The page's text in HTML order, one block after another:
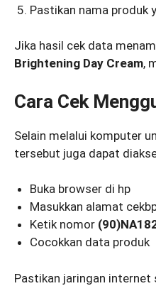
Pastikan nama produk
Jika hasil cek data
Brightening Day Cream,
Cara Cek
Selain melalui komputer
tersebut juga dapat
Buka browser di hp
Masukkan alamat
Ketik nomor
Cocokkan data produk
Pastikan jaringan